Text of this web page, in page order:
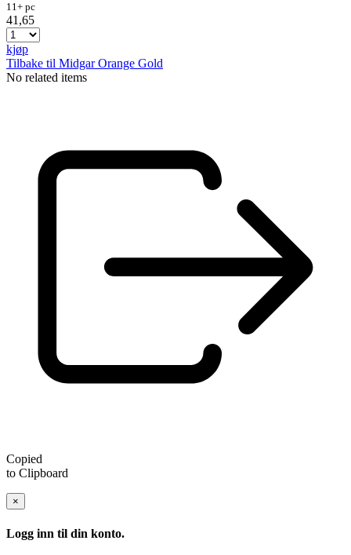
11+ pc
41,65
kjøp
Tilbake til Midgar Orange Gold
No related items
Copied
to Clipboard
×
Logg inn til din konto.